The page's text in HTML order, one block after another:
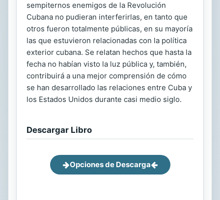
sempiternos enemigos de la Revolución
Cubana no pudieran interferirlas, en tanto que
otros fueron totalmente públicas, en su mayoría
las que estuvieron relacionadas con la política
exterior cubana. Se relatan hechos que hasta la
fecha no habían visto la luz pública y, también,
contribuirá a una mejor comprensión de cómo
se han desarrollado las relaciones entre Cuba y
los Estados Unidos durante casi medio siglo.
Descargar Libro
Opciones de Descarga